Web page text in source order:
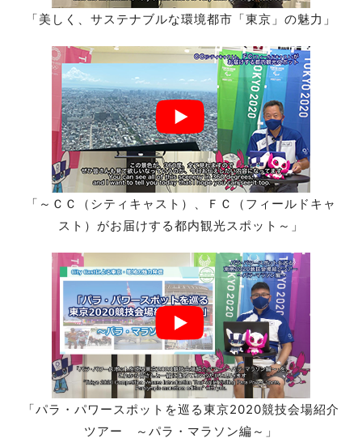
「美しく、サステナブルな環境都市「東京」の魅力」
「～ＣＣ（シティキャスト）、ＦＣ（フィールドキャ
スト）がお届けする都内観光スポット～」
「パラ・パワースポットを巡る東京2020競技会場紹介
ツアー ～パラ・マラソン編～」